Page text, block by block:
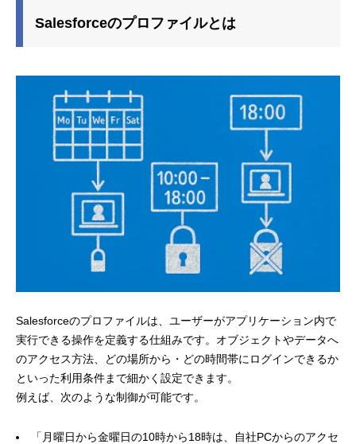
Salesforceのプロファイルとは
Salesforceのプロファイルは、ユーザーがアプリケーション内で
実行できる操作を定義する仕組みです。オブジェクトやデータへ
のアクセス方法、どの場所から・どの時間帯にログインできるか
といった利用条件まで細かく設定できます。
例えば、次のような制御が可能です。
「月曜日から金曜日の10時から18時は、自社PCからのアクセ